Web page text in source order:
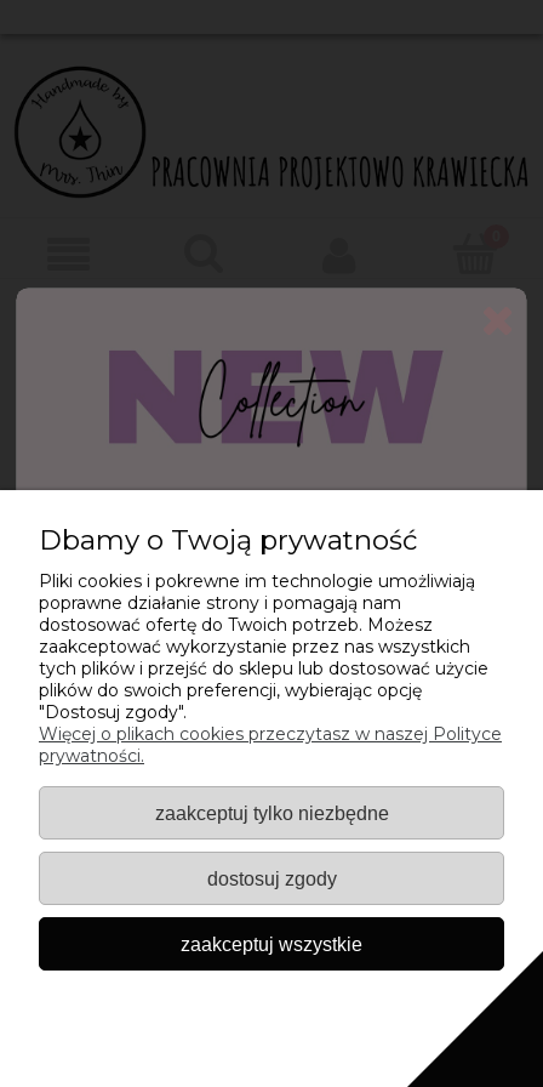
Newsletter
Podaj swój adres e-mail, jeżeli chcesz otrzymywać
Twoje dane będą przetwarzane zgodnie z naszą
polityką prywatności
INFORMACJE
WARTO WIEDZIEĆ
KONTAKT
DOBREGO DNIA ♥
Dbamy o Twoją prywatność
Pliki cookies i pokrewne im technologie umożliwiają
poprawne działanie strony i pomagają nam
dostosować ofertę do Twoich potrzeb. Możesz
zaakceptować wykorzystanie przez nas wszystkich
tych plików i przejść do sklepu lub dostosować użycie
plików do swoich preferencji, wybierając opcję
"Dostosuj zgody".
Więcej o plikach cookies przeczytasz w naszej Polityce
prywatności.
zaakceptuj tylko niezbędne
dostosuj zgody
zaakceptuj wszystkie